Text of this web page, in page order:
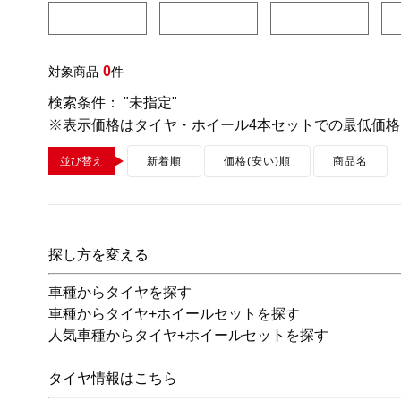
対象商品 0件
検索条件： "未指定"
※表示価格はタイヤ・ホイール4本セットでの最低価
並び替え 新着順 価格(安い)順 商品名
探し方を変える
車種からタイヤを探す
車種からタイヤ+ホイールセットを探す
人気車種からタイヤ+ホイールセットを探す
タイヤ情報はこちら